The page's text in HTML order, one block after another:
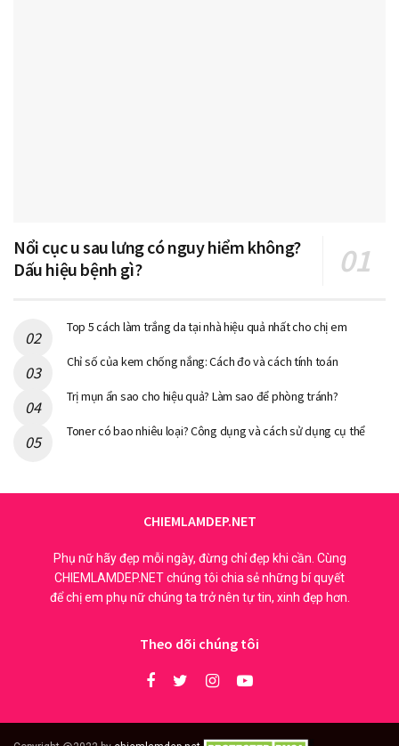
Nổi cục u sau lưng có nguy hiểm không?
Dấu hiệu bệnh gì?
Top 5 cách làm trắng da tại nhà hiệu quả nhất cho chị em
Chỉ số của kem chống nắng: Cách đo và cách tính toán
Trị mụn ẩn sao cho hiệu quả? Làm sao để phòng tránh?
Toner có bao nhiêu loại? Công dụng và cách sử dụng cụ thể
CHIEMLAMDEP.NET
Phụ nữ hãy đẹp mỗi ngày, đừng chỉ đẹp khi cần. Cùng
CHIEMLAMDEP.NET chúng tôi chia sẻ những bí quyết
để chị em phụ nữ chúng ta trở nên tự tin, xinh đẹp hơn.
Theo dõi chúng tôi